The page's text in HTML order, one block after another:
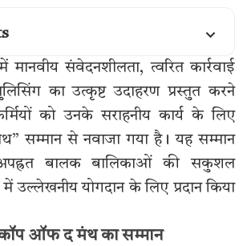
मानवीय संवेदनशीलता, त्वरित कार्रवाई
का उत्कृष्ट उदाहरण प्रस्तुत करने
को उनके सराहनीय कार्य के लिए
सम्मान से नवाजा गया है। यह सम्मान
बालक बालिकाओं की सकुशल
में उल्लेखनीय योगदान के लिए प्रदान किया
कॉप ऑफ द मंथ का सम्मान